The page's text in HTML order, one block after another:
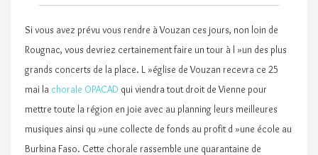
Si vous avez prévu vous rendre à Vouzan ces jours, non loin de
Rougnac, vous devriez certainement faire un tour à l »un des plus
grands concerts de la place. L »église de Vouzan recevra ce 25
mai la chorale OPACAD qui viendra tout droit de Vienne pour
mettre toute la région en joie avec au planning leurs meilleures
musiques ainsi qu »une collecte de fonds au profit d »une école au
Burkina Faso. Cette chorale rassemble une quarantaine de